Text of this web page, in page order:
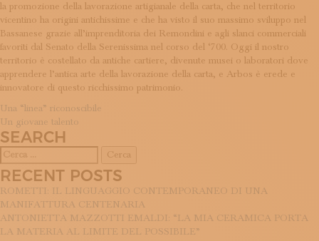
la promozione della lavorazione artigianale della carta, che nel territorio
vicentino ha origini antichissime e che ha visto il suo massimo sviluppo nel
Bassanese grazie all’imprenditoria dei Remondini e agli slanci commerciali
favoriti dal Senato della Serenissima nel corso del ‘700. Oggi il nostro
territorio è costellato da antiche cartiere, divenute musei o laboratori dove
apprendere l’antica arte della lavorazione della carta, e Arbos è erede e
innovatore di questo ricchissimo patrimonio.
NAVIGAZIONE
ARTICOLI
Una “linea” riconoscibile
Un giovane talento
SEARCH
per:
RECENT POSTS
ROMETTI: IL LINGUAGGIO CONTEMPORANEO DI UNA
MANIFATTURA CENTENARIA
ANTONIETTA MAZZOTTI EMALDI: “LA MIA CERAMICA PORTA
LA MATERIA AL LIMITE DEL POSSIBILE”